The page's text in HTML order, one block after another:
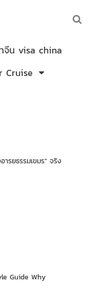
จีน visa china
Cruise
รยธรรมเขมร” จริง
Guide Why